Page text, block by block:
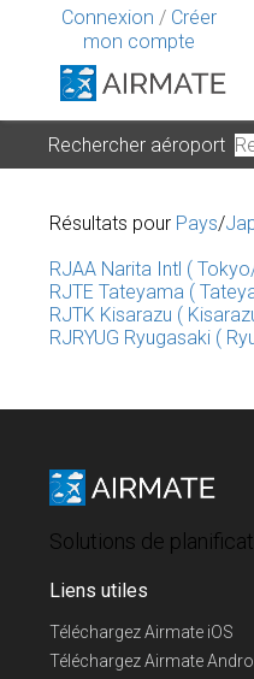
Connexion / Créer
mon compte
Rechercher aéroport
Résultats pour Pays/
RJAA Narita Intl (
RJTE Tateyama (
RJTK Kisarazu (
RJRYUG Ryugasaki (
Solutions de
Liens utiles
Téléchargez Airmate iOS
Téléchargez Airmate